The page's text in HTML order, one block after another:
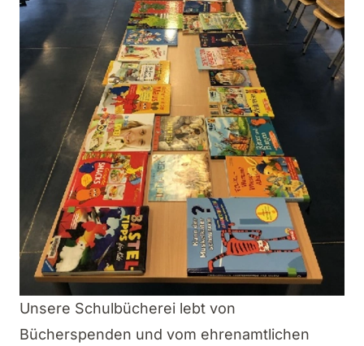
Unsere Schulbücherei lebt von
Bücherspenden und vom ehrenamtlichen